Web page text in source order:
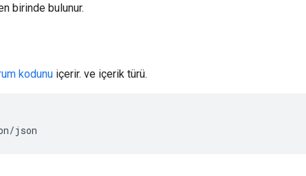
birinde bulunur.
kodunu içerir. ve içerik türü.
json